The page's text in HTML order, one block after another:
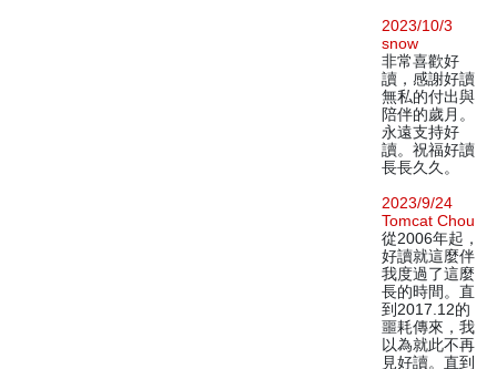
2023/10/3
snow
非常喜歡好
讀，感謝好讀
無私的付出與
陪伴的歲月。
永遠支持好
讀。祝福好讀
長長久久。
2023/9/24
Tomcat Chou
從2006年起，
好讀就這麼伴
我度過了這麼
長的時間。直
到2017.12的
噩耗傳來，我
以為就此不再
見好讀。直到